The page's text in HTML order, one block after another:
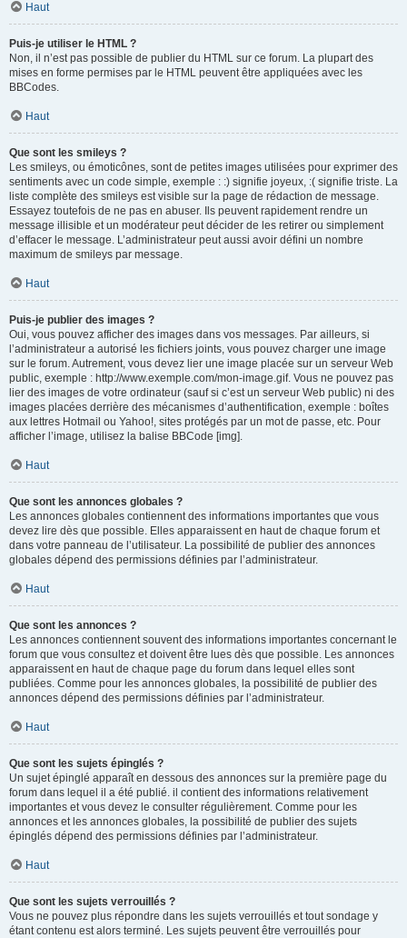
Haut
Puis-je utiliser le HTML ?
Non, il n’est pas possible de publier du HTML sur ce forum. La plupart des
mises en forme permises par le HTML peuvent être appliquées avec les
BBCodes.
Haut
Que sont les smileys ?
Les smileys, ou émoticônes, sont de petites images utilisées pour exprimer des
sentiments avec un code simple, exemple : :) signifie joyeux, :( signifie triste. La
liste complète des smileys est visible sur la page de rédaction de message.
Essayez toutefois de ne pas en abuser. Ils peuvent rapidement rendre un
message illisible et un modérateur peut décider de les retirer ou simplement
d’effacer le message. L’administrateur peut aussi avoir défini un nombre
maximum de smileys par message.
Haut
Puis-je publier des images ?
Oui, vous pouvez afficher des images dans vos messages. Par ailleurs, si
l’administrateur a autorisé les fichiers joints, vous pouvez charger une image
sur le forum. Autrement, vous devez lier une image placée sur un serveur Web
public, exemple : http://www.exemple.com/mon-image.gif. Vous ne pouvez pas
lier des images de votre ordinateur (sauf si c’est un serveur Web public) ni des
images placées derrière des mécanismes d’authentification, exemple : boîtes
aux lettres Hotmail ou Yahoo!, sites protégés par un mot de passe, etc. Pour
afficher l’image, utilisez la balise BBCode [img].
Haut
Que sont les annonces globales ?
Les annonces globales contiennent des informations importantes que vous
devez lire dès que possible. Elles apparaissent en haut de chaque forum et
dans votre panneau de l’utilisateur. La possibilité de publier des annonces
globales dépend des permissions définies par l’administrateur.
Haut
Que sont les annonces ?
Les annonces contiennent souvent des informations importantes concernant le
forum que vous consultez et doivent être lues dès que possible. Les annonces
apparaissent en haut de chaque page du forum dans lequel elles sont
publiées. Comme pour les annonces globales, la possibilité de publier des
annonces dépend des permissions définies par l’administrateur.
Haut
Que sont les sujets épinglés ?
Un sujet épinglé apparaît en dessous des annonces sur la première page du
forum dans lequel il a été publié. il contient des informations relativement
importantes et vous devez le consulter régulièrement. Comme pour les
annonces et les annonces globales, la possibilité de publier des sujets
épinglés dépend des permissions définies par l’administrateur.
Haut
Que sont les sujets verrouillés ?
Vous ne pouvez plus répondre dans les sujets verrouillés et tout sondage y
étant contenu est alors terminé. Les sujets peuvent être verrouillés pour